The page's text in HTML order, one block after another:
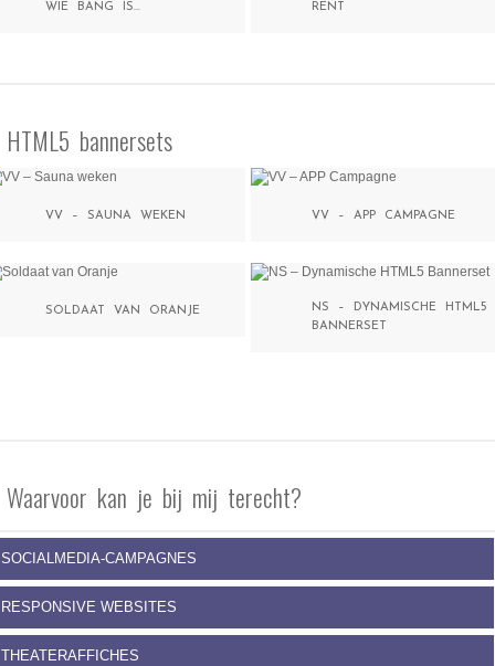
WIE BANG IS… RENT
HTML5 bannersets
VV – SAUNA WEKEN VV – APP CAMPAGNE
SOLDAAT VAN ORANJE
NS – DYNAMISCHE HTML5
BANNERSET
Waarvoor kan je bij mij terecht?
SOCIALMEDIA-CAMPAGNES
RESPONSIVE WEBSITES
THEATERAFFICHES